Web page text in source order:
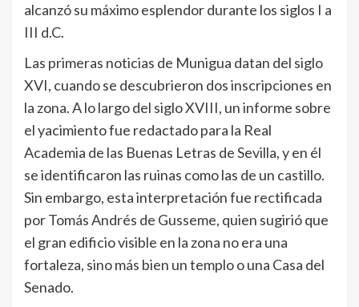
alcanzó su máximo esplendor durante los siglos I a
III d.C.
Las primeras noticias de Munigua datan del siglo
XVI, cuando se descubrieron dos inscripciones en
la zona. A lo largo del siglo XVIII, un informe sobre
el yacimiento fue redactado para la Real
Academia de las Buenas Letras de Sevilla, y en él
se identificaron las ruinas como las de un castillo.
Sin embargo, esta interpretación fue rectificada
por Tomás Andrés de Gusseme, quien sugirió que
el gran edificio visible en la zona no era una
fortaleza, sino más bien un templo o una Casa del
Senado.